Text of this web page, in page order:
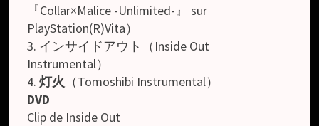
『Collar×Malice -Unlimited-』 sur
PlayStation(R)Vita）
3. インサイドアウト（Inside Out
Instrumental）
4.灯火 （Tomoshibi Instrumental）
DVD
Clip de Inside Out